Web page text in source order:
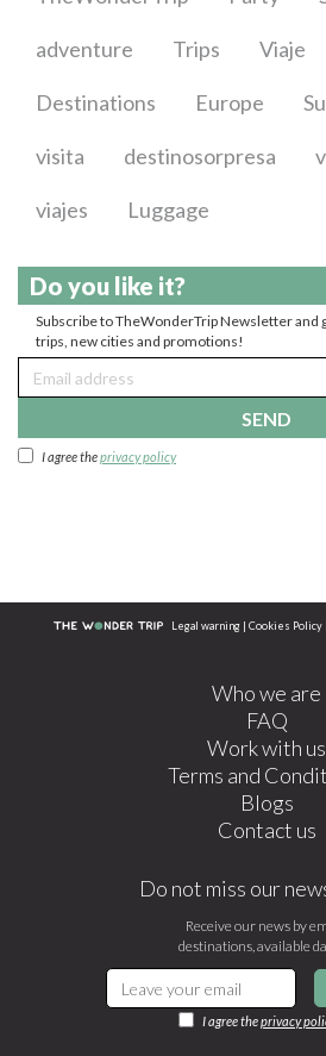
adventure Trips Viaje
Destinations Europe
visita destinosorpresa
viajes Luggage
Do you like it?
Subscribe to TheWonderTrip Newsletter and
trips, new cities and promotions!
SEND
I agree theprivacy policy
Legal warning Cookies Policy
Who we are
FAQ
Work with us
Terms and
Blogs
Contact us
Do not miss our
Receive our news by
destinations, available
I agree theprivacy